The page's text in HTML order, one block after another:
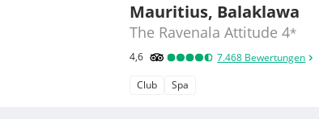
Mauritius, Balaklawa
The Ravenala Attitude 4*
4,6 7.468 Bewertungen
Club Spa